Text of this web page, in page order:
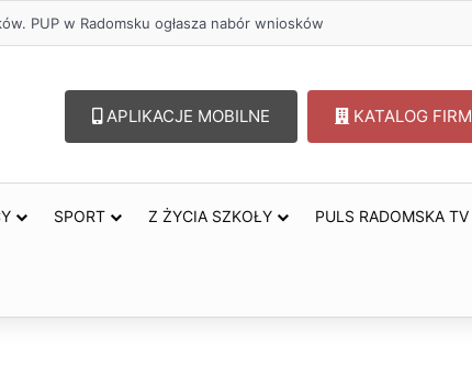
PUP w Radomsku ogłasza nabór wniosków
APLIKACJE MOBILNE KATALOG FIRM
SPORT Z ŻYCIA SZKOŁY PULS RADOMSKA TV